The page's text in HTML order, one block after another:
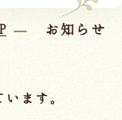
お知らせ
ます。